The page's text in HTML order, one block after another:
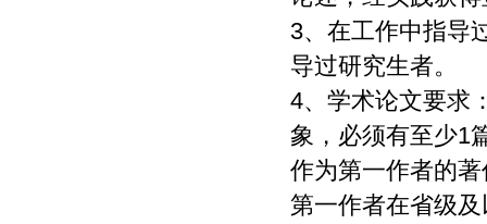
3、在工作中指导
导过研究生者。
4、学术论文要求
象，必须有至少1
作为第一作者的
第一作者在省级